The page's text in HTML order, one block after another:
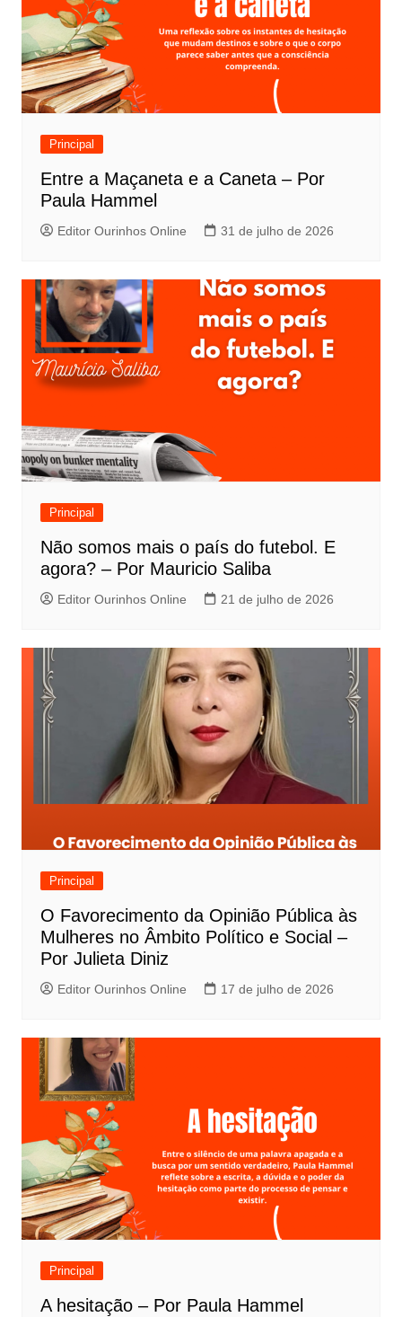
Principal
Entre a Maçaneta e a Caneta – Por
Paula Hammel
Editor Ourinhos Online 31 de julho de 2026
Principal
Não somos mais o país do futebol. E
agora? – Por Mauricio Saliba
Editor Ourinhos Online 21 de julho de 2026
Principal
O Favorecimento da Opinião Pública às
Mulheres no Âmbito Político e Social –
Por Julieta Diniz
Editor Ourinhos Online 17 de julho de 2026
Principal
A hesitação – Por Paula Hammel